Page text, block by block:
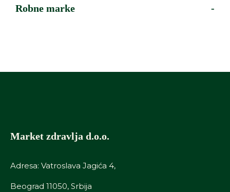
Robne marke -
Market zdravlja d.o.o.
Adresa: Vatroslava Jagića 4,
Beograd 11050, Srbija